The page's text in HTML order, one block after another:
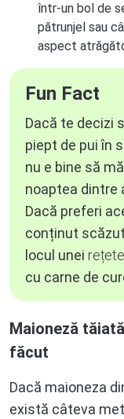
într-un bol de
pătrunjel sau
aspect
Fun Fact
Dacă te decizi
piept de pui în
nu e bine să
noaptea dintre
Dacă preferi
conținut
locul unei
cu carne de
Maioneză
făcut
Dacă maioneza
există câteva